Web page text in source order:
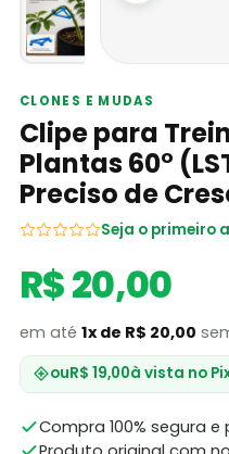
CLONES E MUDAS
Clipe para
Plantas 60°
Preciso de
Seja o primeiro
R$ 20,00
em até 1x de R$ 20,00
ouR$ 19,00à vista no
Compra 100% segura